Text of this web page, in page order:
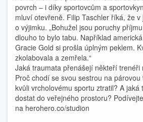
povrch – i díky sportovcům a
mluví otevřeně. Filip Taschler říká, že
o výjimku. „Bohužel jsou poruchy
dlouho to bylo tabu. Například
Gracie Gold si prošla úplným peklem.
zkolabovala a zemřela.“
Jaká traumata přenášejí někteří trenéři
Proč chodí se svou sestrou na
kvůli vrcholovému sportu ztratil? A jaká
dostat do veřejného prostoru?
na herohero.co/studion